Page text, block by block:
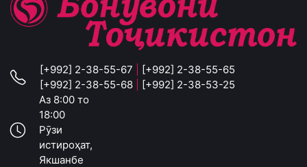
[+992] 2-38-55-67
[+992] 2-38-55-65
[+992] 2-38-55-68
[+992] 2-38-53-25
Аз 8:00 то
18:00
Рӯзи
истироҳат,
Якшанбе